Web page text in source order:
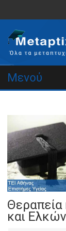
Μενού
Θεραπεία
και Ελκών